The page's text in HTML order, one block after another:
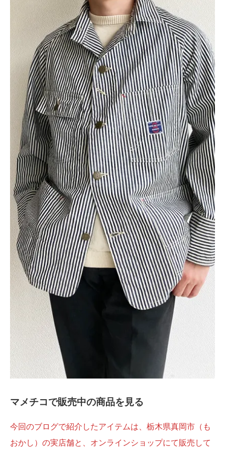
マメチコで販売中の商品を見る
今回のブログで紹介したアイテムは、栃木県真岡市（も
おかし）の実店舗と、オンラインショップにて販売して